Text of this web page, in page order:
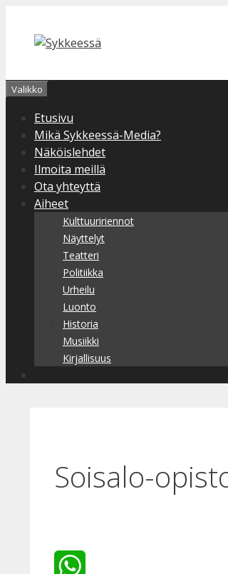
sisältöön
Valikko
Etusivu
Mikä Sykkeessä-Media?
Näköislehdet
Ilmoita meillä
Ota yhteyttä
Aiheet
Kulttuuririennot
Näyttelyt
Teatteri
Politiikka
Urheilu
Luonto
Historia
Musiikki
Kirjallisuus
Soisalo-